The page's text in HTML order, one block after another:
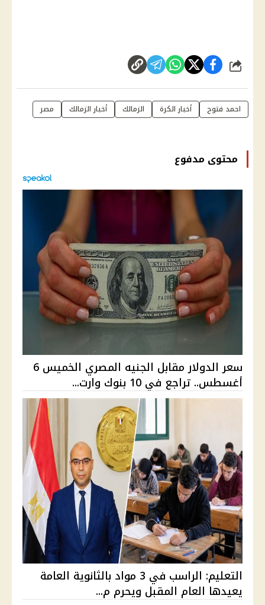
شارك
احمد فتوح أخبار الكرة الزمالك أخبار الزمالك مصر
محتوى مدفوع
سعر الدولار مقابل الجنيه المصري الخميس 6
أغسطس.. تراجع في 10 بنوك وارت...
التعليم: الراسب في 3 مواد بالثانوية العامة
يعيدها العام المقبل ويحرم م...